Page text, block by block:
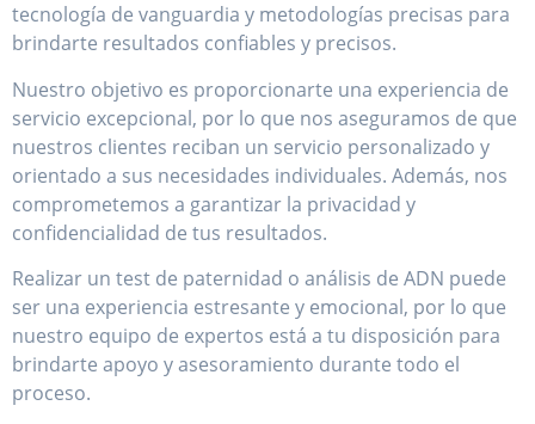
tecnología de vanguardia y metodologías precisas para
brindarte resultados confiables y precisos.
Nuestro objetivo es proporcionarte una experiencia de
servicio excepcional, por lo que nos aseguramos de que
nuestros clientes reciban un servicio personalizado y
orientado a sus necesidades individuales. Además, nos
comprometemos a garantizar la privacidad y
confidencialidad de tus resultados.
Realizar un test de paternidad o análisis de ADN puede
ser una experiencia estresante y emocional, por lo que
nuestro equipo de expertos está a tu disposición para
brindarte apoyo y asesoramiento durante todo el
proceso.